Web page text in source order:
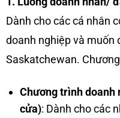
Dành cho các cá nhân
doanh nghiệp và muốn
Saskatchewan.
Chương trình doanh
cửa): Dành cho các